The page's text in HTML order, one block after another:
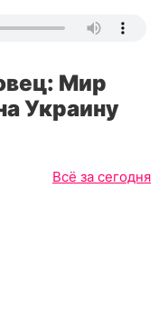
Мир
Украину
Всё за сегодня